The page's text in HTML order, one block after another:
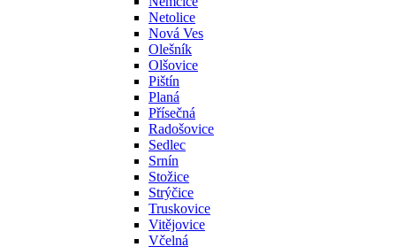
Netolice
Nová Ves
Olešník
Olšovice
Pištín
Planá
Přísečná
Radošovice
Sedlec
Srnín
Stožice
Strýčice
Truskovice
Vitějovice
Včelná